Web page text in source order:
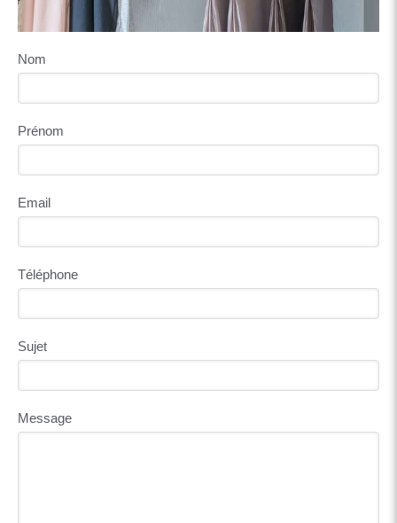
Nom
Prénom
Email
Téléphone
Sujet
Message